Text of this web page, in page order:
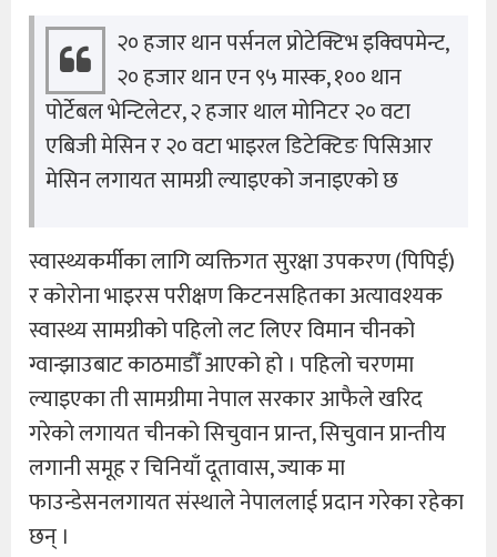
२० हजार थान पर्सनल प्रोटेक्टिभ इक्‍विपमेन्ट,
२० हजार थान एन ९५ मास्क, १०० थान
पोर्टेबल भेन्टिलेटर, २ हजार थाल मोनिटर २० वटा
एबिजी मेसिन र २० वटा भाइरल डिटेक्टिङ पिसिआर
मेसिन लगायत सामग्री ल्याइएको जनाइएको छ
स्वास्थ्यकर्मीका लागि व्यक्तिगत सुरक्षा उपकरण (पिपिई)
र कोरोना भाइरस परीक्षण किटनसहितका अत्यावश्यक
स्वास्थ्य सामग्रीको पहिलो लट लिएर विमान चीनको
ग्वान्झाउबाट काठमाडौँ आएको हो । पहिलो चरणमा
ल्याइएका ती सामग्रीमा नेपाल सरकार आफैले खरिद
गरेकाे लगायत चीनको सिचुवान प्रान्त, सिचुवान प्रान्तीय
लगानी समूह र चिनियाँ दूतावास, ज्याक मा
फाउन्डेसनलगायत संस्थाले नेपाललाई प्रदान गरेका रहेका
छन् ।